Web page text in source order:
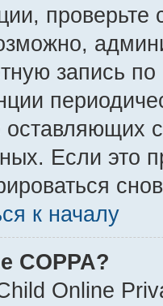
запись
оставляющих
Если это
к началу
COPPA?
Online